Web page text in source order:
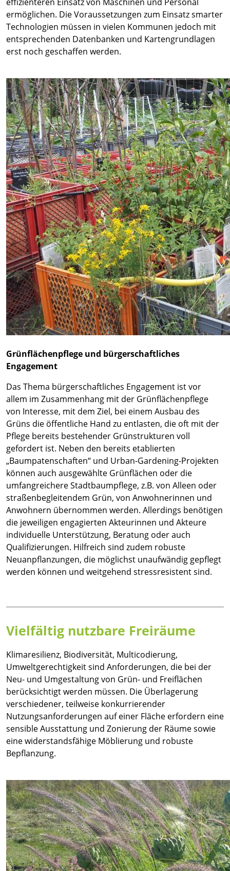
ermöglichen. Die Voraussetzungen zum Einsatz smarter
Technologien müssen in vielen Kommunen jedoch mit
entsprechenden Datenbanken und Kartengrundlagen
erst noch geschaffen werden.
Grünflächenpflege und bürgerschaftliches
Engagement
Das Thema bürgerschaftliches Engagement ist vor
allem im Zusammenhang mit der Grünflächenpflege
von Interesse, mit dem Ziel, bei einem Ausbau des
Grüns die öffentliche Hand zu entlasten, die oft mit der
Pflege bereits bestehender Grünstrukturen voll
gefordert ist. Neben den bereits etablierten
„Baumpatenschaften“ und Urban-Gardening-Projekten
können auch ausgewählte Grünflächen oder die
umfangreichere Stadtbaumpflege, z.B. von Alleen oder
straßenbegleitendem Grün, von Anwohnerinnen und
Anwohnern übernommen werden. Allerdings benötigen
die jeweiligen engagierten Akteurinnen und Akteure
individuelle Unterstützung, Beratung oder auch
Qualifizierungen. Hilfreich sind zudem robuste
Neuanpflanzungen, die möglichst unaufwändig gepflegt
werden können und weitgehend stressresistent sind.
Vielfältig nutzbare Freiräume
Klimaresilienz, Biodiversität, Multicodierung,
Umweltgerechtigkeit sind Anforderungen, die bei der
Neu- und Umgestaltung von Grün- und Freiflächen
berücksichtigt werden müssen. Die Überlagerung
verschiedener, teilweise konkurrierender
Nutzungsanforderungen auf einer Fläche erfordern eine
sensible Ausstattung und Zonierung der Räume sowie
eine widerstandsfähige Möblierung und robuste
Bepflanzung.